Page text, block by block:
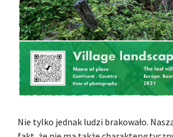
Nie tylko jednak ludzi brakowało.